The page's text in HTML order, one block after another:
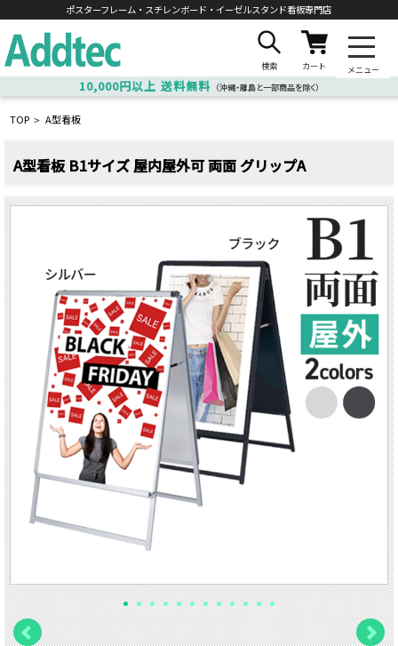
ポスターフレーム・スチレンボード・ イーゼルスタンド看板専門店
検索 カート メニュー
10,000円以上 送料無料 （沖縄・離島と一部商品を除く）
TOP > A型看板
A型看板 B1サイズ 屋内屋外可 両面 グリップA